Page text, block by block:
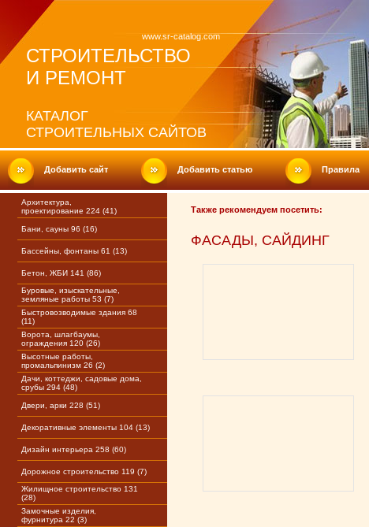
www.sr-catalog.com
СТРОИТЕЛЬСТВО
И РЕМОНТ
КАТАЛОГ
СТРОИТЕЛЬНЫХ САЙТОВ
Добавить сайт Добавить статью Правила
Архитектура,
проектирование 224 (41)
Бани, сауны 96 (16)
Бассейны, фонтаны 61 (13)
Бетон, ЖБИ 141 (86)
Буровые, изыскательные,
земляные работы 53 (7)
Быстровозводимые здания 68
(11)
Ворота, шлагбаумы,
ограждения 120 (26)
Высотные работы,
промальпинизм 26 (2)
Дачи, коттеджи, садовые дома,
срубы 294 (48)
Двери, арки 228 (51)
Декоративные элементы 104 (13)
Дизайн интерьера 258 (60)
Дорожное строительство 119 (7)
Жилищное строительство 131
(28)
Замочные изделия,
фурнитура 22 (3)
Также рекомендуем посетить:
ФАСАДЫ, САЙДИНГ